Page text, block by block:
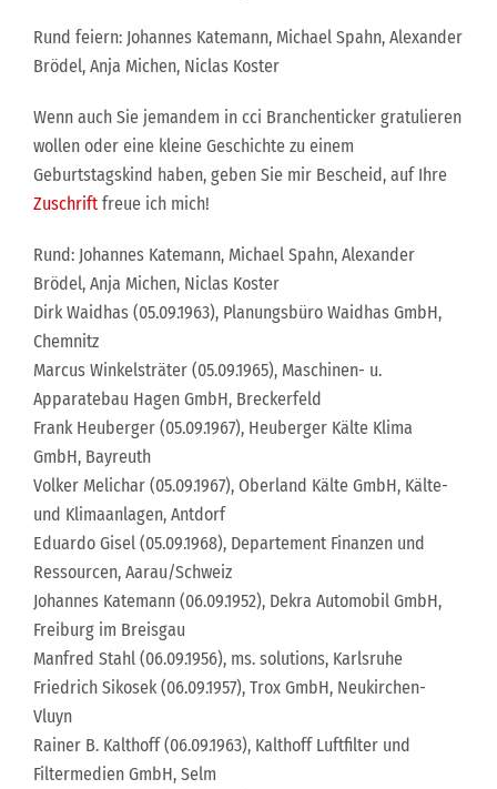
Rund feiern: Johannes Katemann, Michael Spahn, Alexander
Brödel, Anja Michen, Niclas Koster
Wenn auch Sie jemandem in cci Branchenticker gratulieren
wollen oder eine kleine Geschichte zu einem
Geburtstagskind haben, geben Sie mir Bescheid, auf Ihre
Zuschrift freue ich mich!
Rund: Johannes Katemann, Michael Spahn, Alexander
Brödel, Anja Michen, Niclas Koster
Dirk Waidhas (05.09.1963), Planungsbüro Waidhas GmbH,
Chemnitz
Marcus Winkelsträter (05.09.1965), Maschinen- u.
Apparatebau Hagen GmbH, Breckerfeld
Frank Heuberger (05.09.1967), Heuberger Kälte Klima
GmbH, Bayreuth
Volker Melichar (05.09.1967), Oberland Kälte GmbH, Kälte-
und Klimaanlagen, Antdorf
Eduardo Gisel (05.09.1968), Departement Finanzen und
Ressourcen, Aarau/Schweiz
Johannes Katemann (06.09.1952), Dekra Automobil GmbH,
Freiburg im Breisgau
Manfred Stahl (06.09.1956), ms. solutions, Karlsruhe
Friedrich Sikosek (06.09.1957), Trox GmbH, Neukirchen-
Vluyn
Rainer B. Kalthoff (06.09.1963), Kalthoff Luftfilter und
Filtermedien GmbH, Selm